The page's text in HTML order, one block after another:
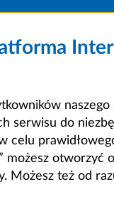
serwisu do
celu
możesz
Możesz też od